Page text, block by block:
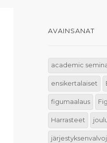
AVAINSANAT
academic
ensikertalaiset
figumaalaus
Harrasteet